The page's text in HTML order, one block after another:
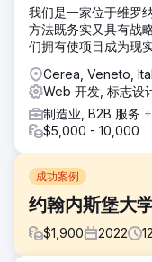
我们是一家位于维罗
方法既务实又具有战
们拥有使项目成为现
Cerea, Veneto,
Web 开发, 标志设
制造业, B2B 服务
$5,000 - 10,000
成功案例
约翰内斯堡大
$1,900 2022 12